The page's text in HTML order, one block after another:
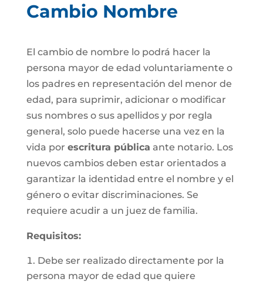
Cambio Nombre
El cambio de nombre lo podrá hacer la
persona mayor de edad voluntariamente o
los padres en representación del menor de
edad, para suprimir, adicionar o modificar
sus nombres o sus apellidos y por regla
general, solo puede hacerse una vez en la
vida por escritura pública ante notario. Los
nuevos cambios deben estar orientados a
garantizar la identidad entre el nombre y el
género o evitar discriminaciones. Se
requiere acudir a un juez de familia.
Requisitos:
Debe ser realizado directamente por la
persona mayor de edad que quiere